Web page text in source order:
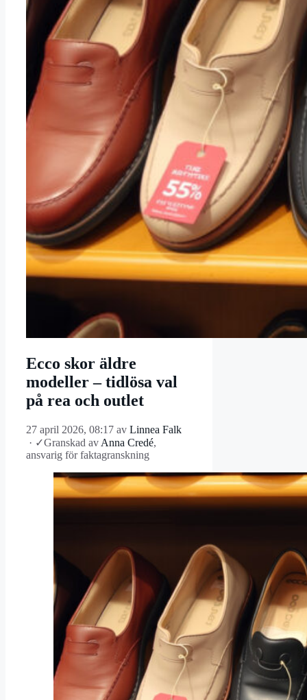
Ecco skor äldre
modeller – tidlösa val
på rea och outlet
27 april 2026, 08:17 av Linnea Falk
· ✓Granskad av Anna Credé,
ansvarig för faktagranskning